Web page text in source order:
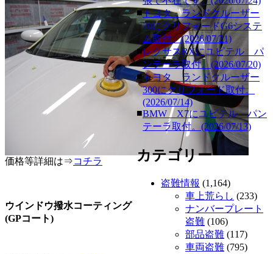
価格等詳細は⇒コチラ
ウインドウ撥水コーティング
(GPコート)
■トヨタ ランドクルーザー
70にクリフォードG6システ
ム取付。(2026/07/21)
■レクサスRXにユピテル パ
ンテーラ取付。(2026/07/20)
■ トヨタ ランドクルーザー
300にクリフォード取付。
(2026/07/14)
■BMW X7にユピテル パン
テーラ取付。(2026/07/13)
カテゴリー
盗難情報 (1,164)
車上荒らし (233)
ナンバープレート
盗難 (106)
部品盗難 (117)
車両盗難 (795)